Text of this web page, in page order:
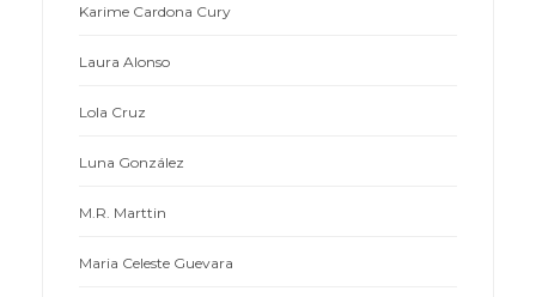
Karime Cardona Cury
Laura Alonso
Lola Cruz
Luna González
M.R. Marttin
Maria Celeste Guevara